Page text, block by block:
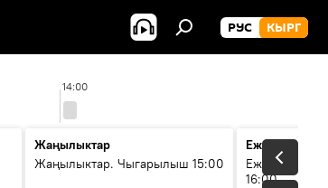
РУС КЫРГ
14:00
Жаңылыктар
Жаңылыктар. Чыгарылыш 15:00
Ежедневные
Ежедневные
16:00